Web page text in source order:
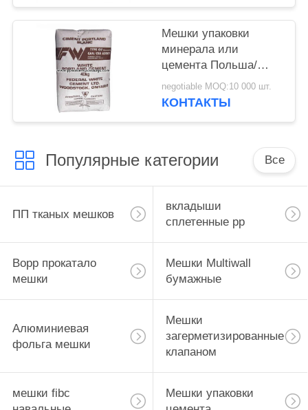
клапана
Мешки упаковки
минерала или
цемента Польша/
вкладыши клапана
бумаги Kraft блока
negotiable MOQ:10 000 шт.
КОНТАКТЫ
Популярные категории Все
ПП тканых мешков
вкладыши
сплетенные pp
Bopp прокатало
мешки
Мешки Multiwall
бумажные
Алюминиевая
фольга мешки
Мешки
загерметизированные
клапаном
мешки fibc
Мешки упаковки